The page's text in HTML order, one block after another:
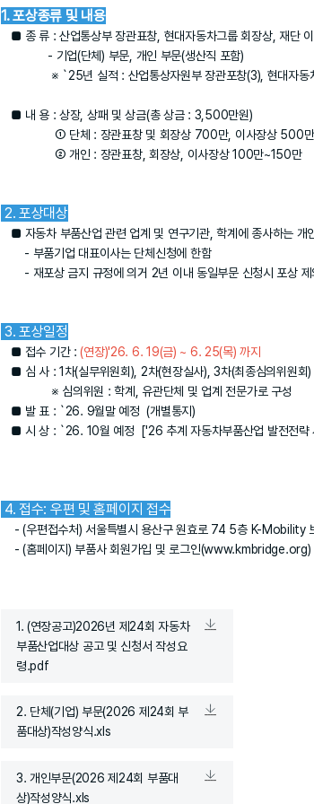
1. 포상종류 및 내용
■ 종 류 : 산업통상부 장관표창, 현대자동차그룹 회장상, 재단
- 기업(단체) 부문, 개인 부문(생산직 포함)
※ `25년 실적 : 산업통상자원부 장관포창(3), 현대자동차
■ 내 용 : 상장, 상패 및 상금(총 상금 : 3,500만원)
① 단체 : 장관표창 및 회장상 700만, 이사장상 500만
② 개인 : 장관표창, 회장상, 이사장상 100만~150만
2. 포상대상
■ 자동차 부품산업 관련 업계 및 연구기관, 학계에 종사하는 개
- 부품기업 대표이사는 단체신청에 한함
- 재포상 금지 규정에 의거 2년 이내 동일부문 신청시 포상 제
3. 포상일정
■ 접수 기간 :(연장)'26. 6. 19(금) ~ 6. 25(목) 까지
■ 심 사 : 1차(실무위원회), 2차(현장실사), 3차(최종심의위원회)
※ 심의위원 : 학계, 유관단체 및 업계 전문가로 구성
■ 발 표 : `26. 9월말 예정 (개별통지)
■ 시 상 : `26. 10월 예정 ['26 추계 자동차부품산업 발전전략
4. 접수: 우편 및 홈페이지 접수
- (우편접수처) 서울특별시 용산구 원효로 74 5층 K-Mobility
- (홈페이지) 부품사 회원가입 및 로그인
1. (연장공고)2026년 제24회 자동차
부품산업대상 공고 및 신청서 작성요
령.pdf
2. 단체(기업) 부문(2026 제24회 부
품대상)작성양식.xls
3. 개인부문(2026 제24회 부품대
상)작성양식.xls